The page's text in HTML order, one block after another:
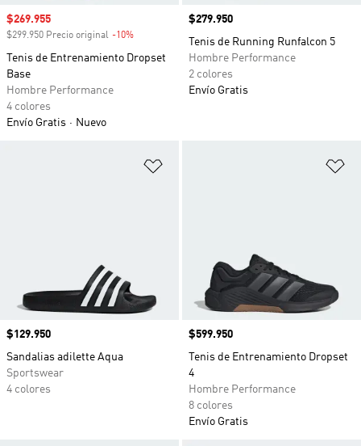
Precio de venta
$269.955
$299.950 Precio original -10%
Tenis de Entrenamiento Dropset
Base
Hombre Performance
4 colores
Envío Gratis
Nuevo
Precio
$279.950
Tenis de Running Runfalcon 5
Hombre Performance
2 colores
Envío Gratis
Precio
$129.950
Sandalias adilette Aqua
Sportswear
4 colores
Precio
$599.950
Tenis de Entrenamiento Dropset
4
Hombre Performance
8 colores
Envío Gratis